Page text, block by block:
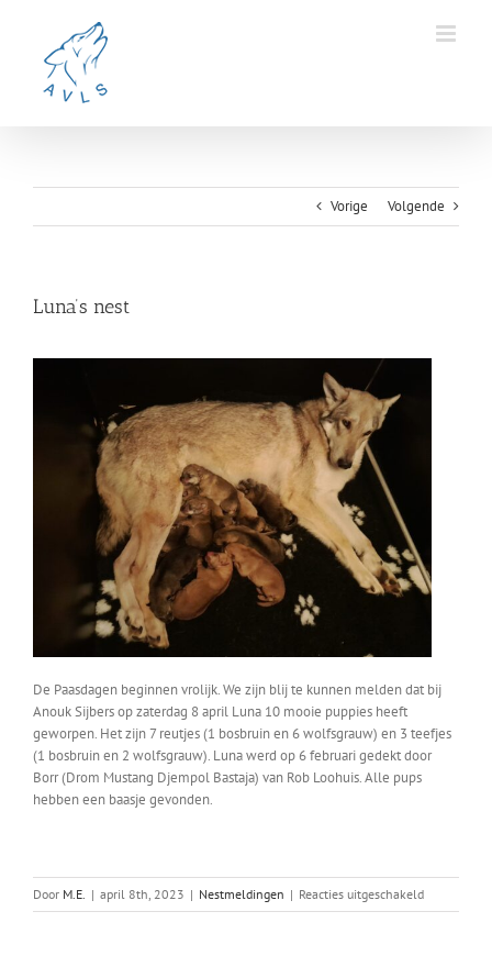
Vorige Volgende
Luna’s nest
De Paasdagen beginnen vrolijk. We zijn blij te kunnen melden dat bij
Anouk Sijbers op zaterdag 8 april Luna 10 mooie puppies heeft
geworpen. Het zijn 7 reutjes (1 bosbruin en 6 wolfsgrauw) en 3 teefjes
(1 bosbruin en 2 wolfsgrauw). Luna werd op 6 februari gedekt door
Borr (Drom Mustang Djempol Bastaja) van Rob Loohuis. Alle pups
hebben een baasje gevonden.
Door M.E. | april 8th, 2023 | Nestmeldingen | Reacties uitgeschakeldvoor
Luna’s